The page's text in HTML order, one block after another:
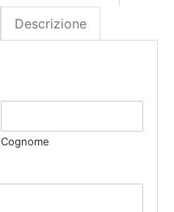
Descrizione
Cognome